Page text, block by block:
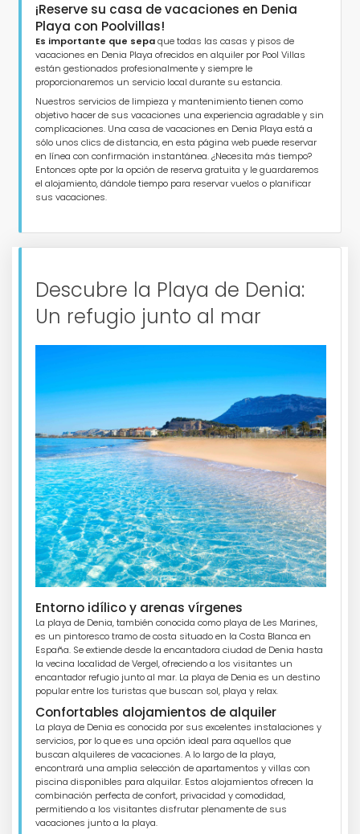
¡Reserve su casa de vacaciones en Denia
Playa con Poolvillas!
Es importante que sepaque todas las casas y pisos de
vacaciones en Denia Playa ofrecidos en alquiler por Pool Villas
están gestionados profesionalmente y siempre le
proporcionaremos un servicio local durante su estancia.
Nuestros servicios de limpieza y mantenimiento tienen como
objetivo hacer de sus vacaciones una experiencia agradable y sin
complicaciones. Una casa de vacaciones en Denia Playa está a
sólo unos clics de distancia, en esta página web puede reservar
en línea con confirmación instantánea. ¿Necesita más tiempo?
Entonces opte por la opción de reserva gratuita y le guardaremos
el alojamiento, dándole tiempo para reservar vuelos o planificar
sus vacaciones.
Descubre la Playa de Denia:
Un refugio junto al mar
Entorno idílico y arenas vírgenes
La playa de Denia, también conocida como playa de Les Marines,
es un pintoresco tramo de costa situado en la Costa Blanca en
España. Se extiende desde la encantadora ciudad de Denia hasta
la vecina localidad de Vergel, ofreciendo a los visitantes un
encantador refugio junto al mar. La playa de Denia es un destino
popular entre los turistas que buscan sol, playa y relax.
Confortables alojamientos de alquiler
La playa de Denia es conocida por sus excelentes instalaciones y
servicios, por lo que es una opción ideal para aquellos que
buscan alquileres de vacaciones. A lo largo de la playa,
encontrará una amplia selección de apartamentos y villas con
piscina disponibles para alquilar. Estos alojamientos ofrecen la
combinación perfecta de confort, privacidad y comodidad,
permitiendo a los visitantes disfrutar plenamente de sus
vacaciones junto a la playa.